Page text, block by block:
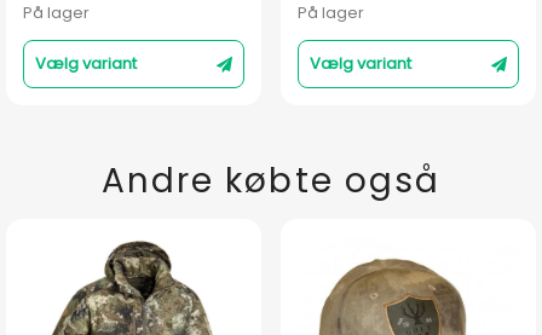
På lager
Vælg variant
På lager
Vælg variant
Andre købte også